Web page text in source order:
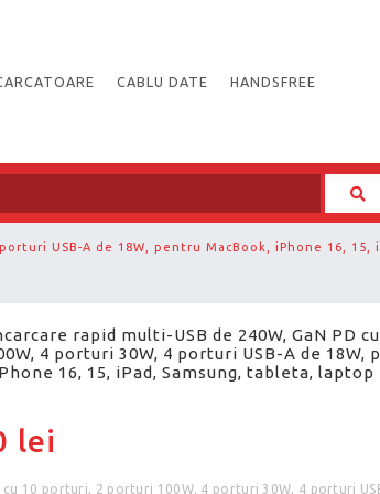
CABLU DATE HANDSFREE
USB-A de 18W, pentru MacBook, iPhone 16,
rapid multi-USB de 240W, GaN PD
4 porturi 30W, 4 porturi USB-A de 18W,
16, 15, iPad, Samsung, tableta, laptop
lei
cu 10 porturi, 2 porturi 100W, 4 porturi 30W, 4 porturi